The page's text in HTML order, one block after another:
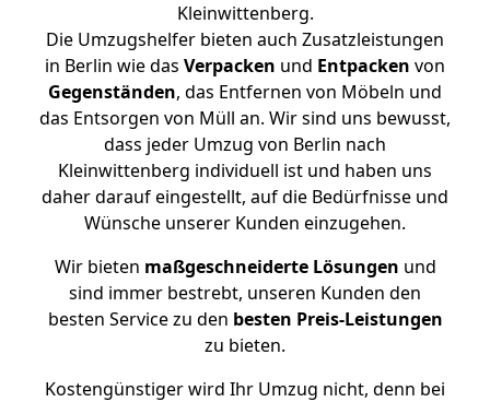
Kleinwittenberg.
Die Umzugshelfer bieten auch Zusatzleistungen
in Berlin wie das Verpacken und Entpacken von
Gegenständen, das Entfernen von Möbeln und
das Entsorgen von Müll an. Wir sind uns bewusst,
dass jeder Umzug von Berlin nach
Kleinwittenberg individuell ist und haben uns
daher darauf eingestellt, auf die Bedürfnisse und
Wünsche unserer Kunden einzugehen.
Wir bieten maßgeschneiderte Lösungen und
sind immer bestrebt, unseren Kunden den
besten Service zu den besten Preis-Leistungen
zu bieten.
Kostengünstiger wird Ihr Umzug nicht, denn bei